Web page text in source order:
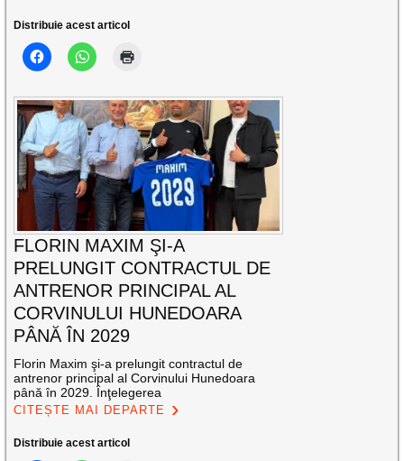
Distribuie acest articol
FLORIN MAXIM ŞI-A
PRELUNGIT CONTRACTUL DE
ANTRENOR PRINCIPAL AL
CORVINULUI HUNEDOARA
PÂNĂ ÎN 2029
Florin Maxim şi-a prelungit contractul de
antrenor principal al Corvinului Hunedoara
până în 2029. Înţelegerea
CITEȘTE MAI DEPARTE
Distribuie acest articol